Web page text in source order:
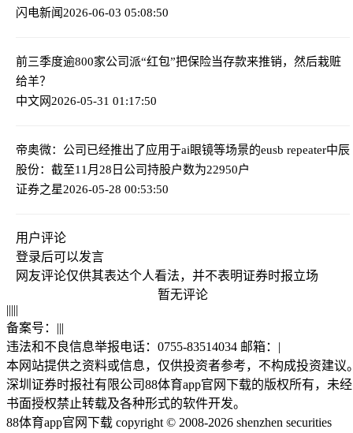
闪电新闻2026-06-03 05:08:50
前三季度逾800家公司派“红包”把保险当存款来推销，然后栽赃
给羊？
中文网2026-05-31 01:17:50
帝奥微：公司已经推出了应用于ai眼镜等场景的eusb repeater中辰
股份：截至11月28日公司持股户数为22950户
证券之星2026-05-28 00:53:50
用户评论
登录后可以发言
网友评论仅供其表达个人看法，并不表明证券时报立场
暂无评论
|||||
备案号： |||
违法和不良信息举报电话：0755-83514034 邮箱： |
本网站提供之资料或信息，仅供投资者参考，不构成投资建议
深圳证券时报社有限公司88体育app官网下载的版权所有，未经
书面授权禁止转载及各种形式的软件开发。
88体育app官网下载 copyright © 2008-2026 shenzhen securities